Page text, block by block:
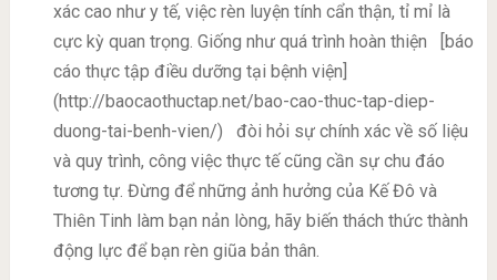
xác cao như y tế, việc rèn luyện tính cẩn thận, tỉ mỉ là
cực kỳ quan trọng. Giống như quá trình hoàn thiện
[báo
cáo thực tập điều dưỡng tại bệnh viện]
(http://baocaothuctap.net/bao-cao-thuc-tap-diep-
duong-tai-benh-vien/)
đòi hỏi sự chính xác về số liệu
và quy trình, công việc thực tế cũng cần sự chu đáo
tương tự. Đừng để những ảnh hưởng của Kế Đô và
Thiên Tinh làm bạn nản lòng, hãy biến thách thức thành
động lực để bạn rèn giũa bản thân.